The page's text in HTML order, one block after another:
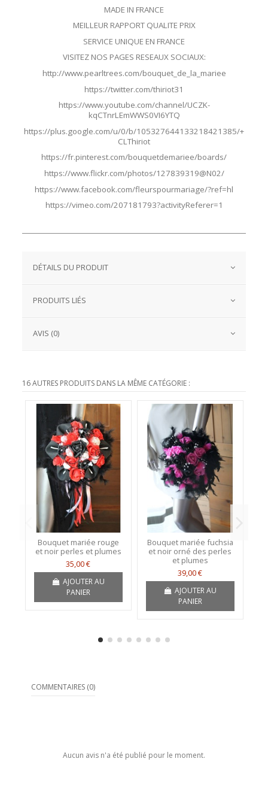
MADE IN FRANCE
MEILLEUR RAPPORT QUALITE PRIX
SERVICE UNIQUE EN FRANCE
VISITEZ NOS PAGES RESEAUX SOCIAUX:
http://www.pearltrees.com/bouquet_de_la_mariee
https://twitter.com/thiriot31
https://www.youtube.com/channel/UCZK-
kqCTnrLEmWWS0VI6YTQ
https://plus.google.com/u/0/b/105327644133218421385/+
CLThiriot
https://fr.pinterest.com/bouquetdemariee/boards/
https://www.flickr.com/photos/127839319@N02/
https://www.facebook.com/fleurspourmariage/?ref=hl
https://vimeo.com/207181793?activityReferer=1
DÉTAILS DU PRODUIT
PRODUITS LIÉS
AVIS (0)
16 AUTRES PRODUITS DANS LA MÊME CATÉGORIE :
Bouquet mariée rouge
et noir perles et plumes
35,00 €
AJOUTER AU
PANIER
Bouquet mariée fuchsia
et noir orné des perles
et plumes
39,00 €
AJOUTER AU
PANIER
COMMENTAIRES (0)
Aucun avis n'a été publié pour le moment.